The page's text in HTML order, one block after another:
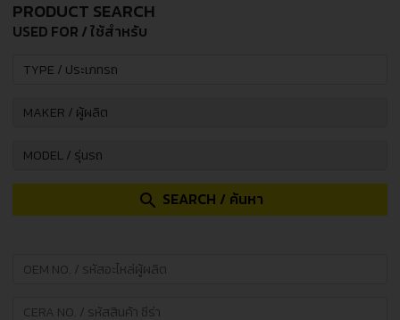
PRODUCT SEARCH
USED FOR / ใช้สำหรับ
search SEARCH / ค้นหา